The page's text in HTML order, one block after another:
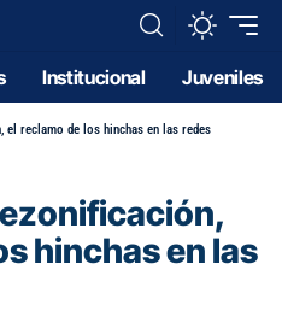
Institucional Juveniles
el reclamo de los hinchas en las redes
hinchas en las